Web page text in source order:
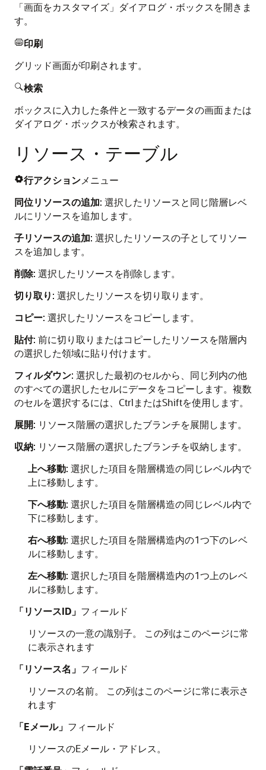
「画面をカスタマイズ」ダイアログ・ボックスを開きま
す。
印刷
グリッド画面が印刷されます。
検索
ボックスに入力した条件と一致するデータの画面または
ダイアログ・ボックスが検索されます。
リソース・テーブル
行アクションメニュー
同位リソースの追加: 選択したリソースと同じ階層レベ
ルにリソースを追加します。
子リソースの追加: 選択したリソースの子としてリソー
スを追加します。
削除: 選択したリソースを削除します。
切り取り: 選択したリソースを切り取ります。
コピー: 選択したリソースをコピーします。
貼付: 前に切り取りまたはコピーしたリソースを階層内
の選択した領域に貼り付けます。
フィルダウン: 選択した最初のセルから、同じ列内の他
のすべての選択したセルにデータをコピーします。複数
のセルを選択するには、CtrlまたはShiftを使用します。
展開: リソース階層の選択したブランチを展開します。
収納: リソース階層の選択したブランチを収納します。
上へ移動: 選択した項目を階層構造の同じレベル内で
上に移動します。
下へ移動: 選択した項目を階層構造の同じレベル内で
下に移動します。
右へ移動: 選択した項目を階層構造内の1つ下のレベ
ルに移動します。
左へ移動: 選択した項目を階層構造内の1つ上のレベ
ルに移動します。
「リソースID」 フィールド
リソースの一意の識別子。 この列はこのページに常
に表示されます
「リソース名」 フィールド
リソースの名前。 この列はこのページに常に表示さ
れます
「Eメール」 フィールド
リソースのEメール・アドレス。